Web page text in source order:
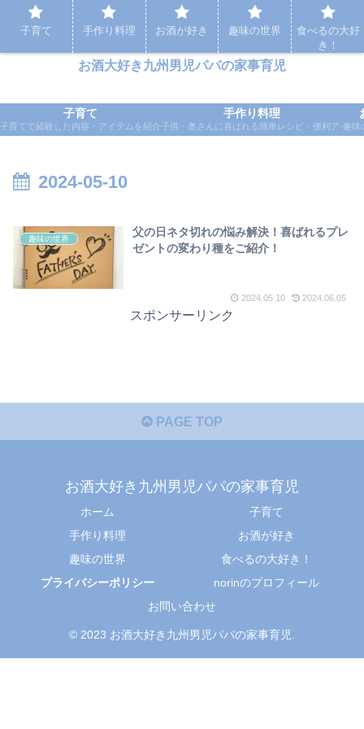
パパの家事育児など実体験をもとに応援するブログ
お酒大好き九州男児パパの家事育児
子育て
子育てで経験した内容・アイテムを紹介
手作り料理
子供・奥さんに喜ばれる簡単レシピ・便利アイテ
趣味
2024-05-10
趣味の世界
父の日ネタ切れの悩み解決！喜ばれるプレ
ゼントの変わり種をご紹介！
2024.05.10 2024.06.05
スポンサーリンク
PAGE TOP
お酒大好き九州男児パパの家事育児
ホーム
子育て
手作り料理
お酒が好き
趣味の世界
食べるの大好き！
プライバシーポリシー
norinのプロフィール
お問い合わせ
© 2023 お酒大好き九州男児パパの家事育児.
子育て 手作り料理 お酒が好き 趣味の世界
食べるの大好
き！